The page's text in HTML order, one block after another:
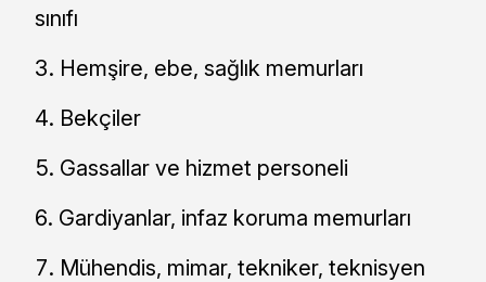
sınıfı
Hemşire, ebe, sağlık memurları
Bekçiler
Gassallar ve hizmet personeli
Gardiyanlar, infaz koruma memurları
Mühendis, mimar, tekniker, teknisyen